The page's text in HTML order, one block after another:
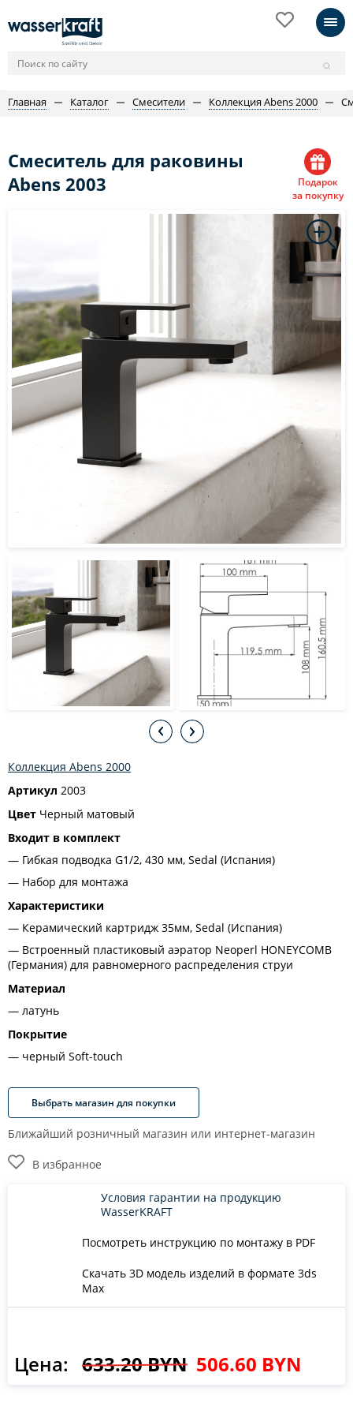
Главная Каталог Смесители Коллекция Abens 2000
Смеситель для раковины
Abens 2003
Подарок
за покупку
Коллекция Abens 2000
Артикул 2003
Цвет Черный матовый
Входит в комплект
Гибкая подводка G1/2, 430 мм, Sedal (Испания)
Набор для монтажа
Характеристики
Керамический картридж 35мм, Sedal (Испания)
Встроенный пластиковый аэратор Neoperl HONEYCOMB
(Германия) для равномерного распределения струи
Материал
латунь
Покрытие
черный Soft-touch
Выбрать магазин для покупки
Ближайший розничный магазин или интернет-магазин
В избранное
Посмотреть инструкцию по монтажу в PDF
Скачать 3D модель изделий в формате 3ds
Max
Условия гарантии на продукцию
WasserKRAFT
Цена: 633.20 BYN 506.60 BYN